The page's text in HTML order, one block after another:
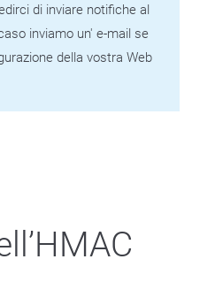
di inviare notifiche al
inviamo un' e-mail se
della vostra Web